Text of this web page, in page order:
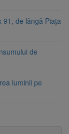
91, de lângă Piața
de
luminii pe